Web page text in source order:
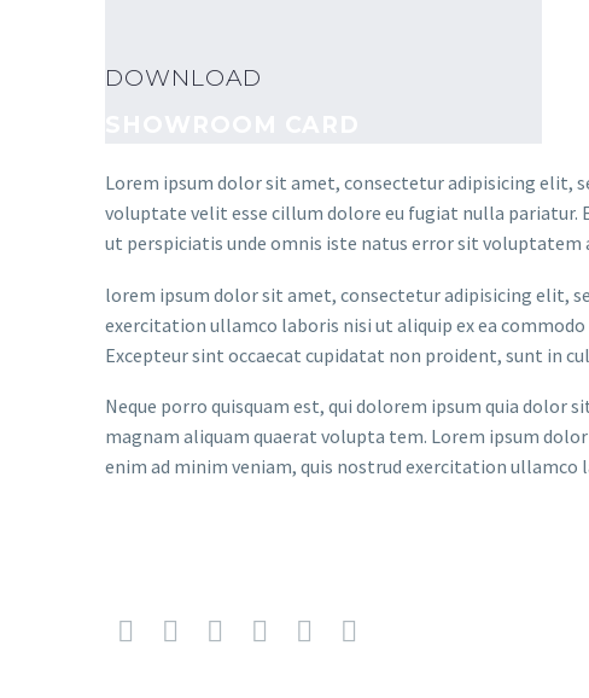
DOWNLOAD
Lorem ipsum dolor sit amet, consectetur adipisicing elit,
voluptate velit esse cillum dolore eu fugiat nulla pariatur.
ut perspiciatis unde omnis iste natus error sit voluptatem
lorem ipsum dolor sit amet, consectetur adipisicing elit,
exercitation ullamco laboris nisi ut aliquip ex ea
Excepteur sint occaecat cupidatat non proident, sunt in
Neque porro quisquam est, qui dolorem ipsum quia dolor
magnam aliquam quaerat volupta tem. Lorem ipsum
enim ad minim veniam, quis nostrud exercitation ullamco